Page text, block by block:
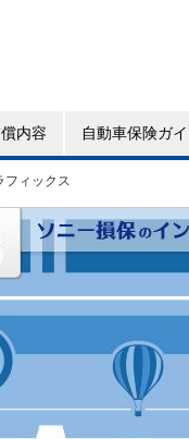
内容 自動車保険ガ
フィックス